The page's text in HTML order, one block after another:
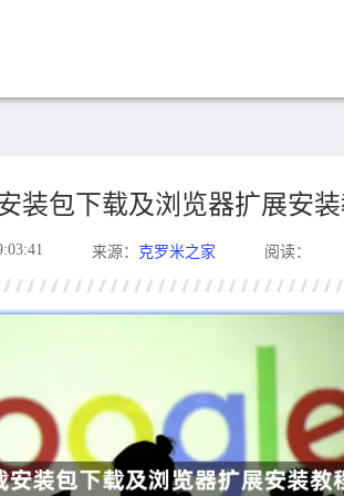
装包下载及浏览器扩展安
来源： 克罗米之家 阅读：